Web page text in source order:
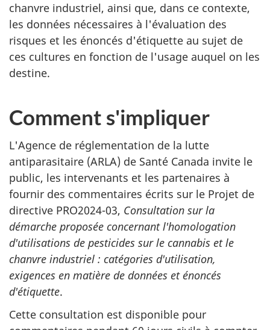
chanvre industriel, ainsi que, dans ce contexte,
les données nécessaires à l'évaluation des
risques et les énoncés d'étiquette au sujet de
ces cultures en fonction de l'usage auquel on les
destine.
Comment s'impliquer
L'Agence de réglementation de la lutte
antiparasitaire (ARLA) de Santé Canada invite le
public, les intervenants et les partenaires à
fournir des commentaires écrits sur le Projet de
directive PRO2024-03, Consultation sur la
démarche proposée concernant l'homologation
d'utilisations de pesticides sur le cannabis et le
chanvre industriel : catégories d'utilisation,
exigences en matière de données et énoncés
d'étiquette.
Cette consultation est disponible pour